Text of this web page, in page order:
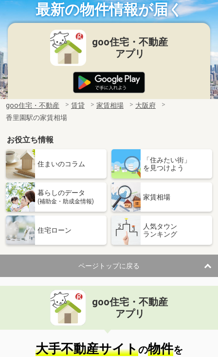
最新の物件情報が届く
goo住宅・不動産
アプリ
goo住宅・不動産 賃貸 家賃相場
大阪府
香里園駅の家賃相場
お役立ち情報
住まいのコラム
「住みたい街」
を見つけよう
暮らしのデータ
(補助金・助成金情報)
家賃相場
住宅ローン
人気タウン
ランキング
ページトップに戻る
goo住宅・不動産
アプリ
大手不動産サイトの物件を